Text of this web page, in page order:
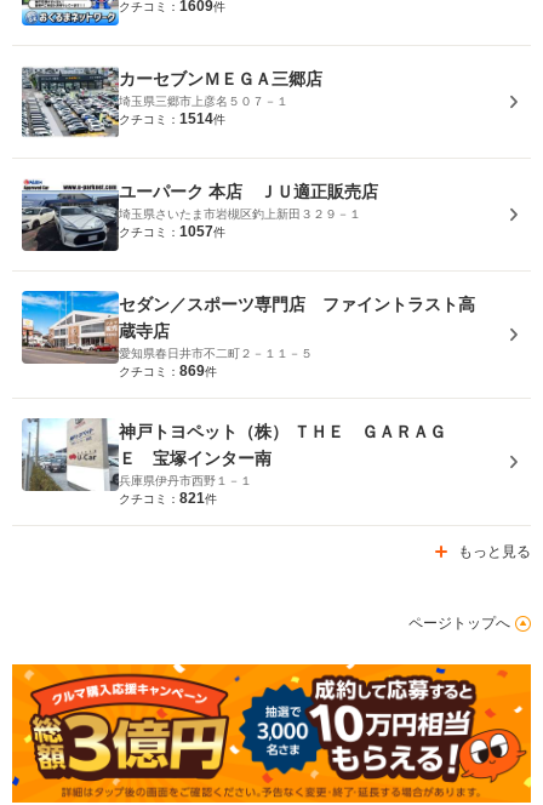
クチコミ： 1609件
カーセブンＭＥＧＡ三郷店
埼玉県三郷市上彦名５０７－１
クチコミ： 1514件
ユーパーク 本店 ＪＵ適正販売店
埼玉県さいたま市岩槻区釣上新田３２９－１
クチコミ： 1057件
セダン／スポーツ専門店 ファイントラスト高
蔵寺店
愛知県春日井市不二町２－１１－５
クチコミ： 869件
神戸トヨペット（株） ＴＨＥ ＧＡＲＡＧ
Ｅ 宝塚インター南
兵庫県伊丹市西野１－１
クチコミ： 821件
もっと見る
ページトップへ